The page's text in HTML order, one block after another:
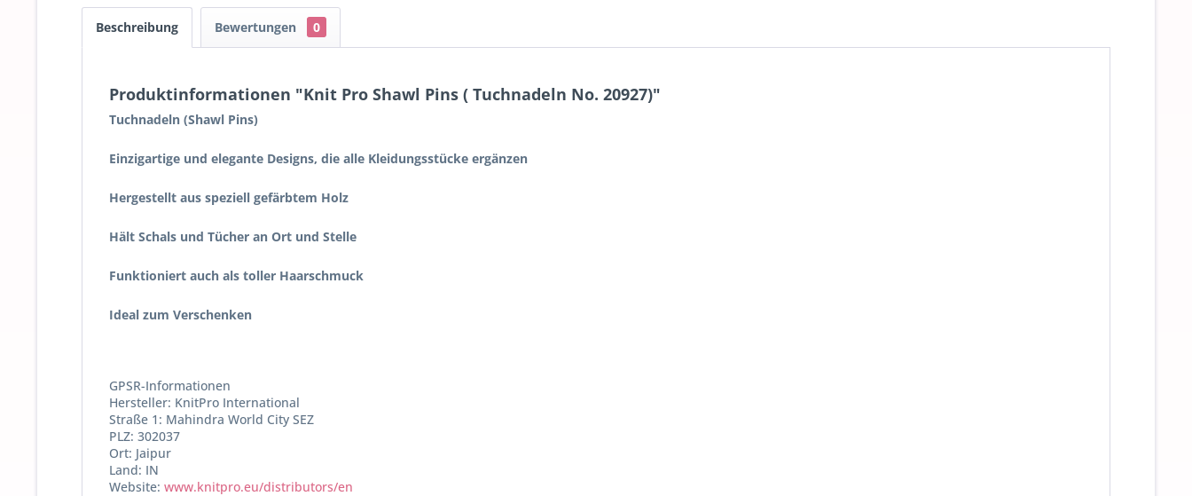
Beschreibung Bewertungen 0
Produktinformationen "Knit Pro Shawl Pins ( Tuchnadeln No. 20927)"
Tuchnadeln (Shawl Pins)
Einzigartige und elegante Designs, die alle Kleidungsstücke ergänzen
Hergestellt aus speziell gefärbtem Holz
Hält Schals und Tücher an Ort und Stelle
Funktioniert auch als toller Haarschmuck
Ideal zum Verschenken
GPSR-Informationen
Hersteller: KnitPro International
Straße 1: Mahindra World City SEZ
PLZ: 302037
Ort: Jaipur
Land: IN
Website: www.knitpro.eu/distributors/en